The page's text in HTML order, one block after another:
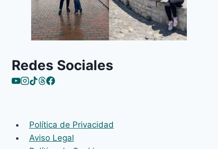
Redes Sociales
Política de Privacidad
Aviso Legal